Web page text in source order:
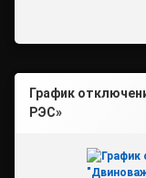
График
РЭС»